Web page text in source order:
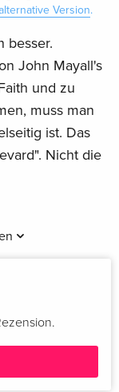
Version.
besser.
John Mayall's
und zu
muss man
ist. Das
Nicht die